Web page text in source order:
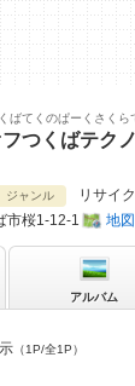
ばてくのぱーくさくら
つくばテク
ジャンル リサイ
市桜1-12-1 地
アルバム
（1P/全1P）